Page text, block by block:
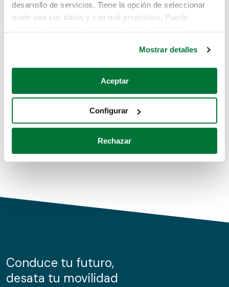
desarrollo de servicios. Tiene la opción de seleccionar
quién usa sus datos y con qué propósitos. Puede
Si lo permite, también quisiéramos:
Recopilar información sobre su ubicación geográfica
Identificar su dispositivo analizándolo activamente
para buscar características específicas (huellas
Obtenga más información sobre cómo se procesan sus
de cookies.
información sobre el uso que haga del sitio web con
nuestros partners de redes sociales, publicidad y análisis
Mostrar detalles
Aceptar
Configurar
Rechazar
Pero puedes encontrar el coche que estás
buscando en alguno de estos enlaces:
Coches de segunda mano
Coches de km0
Conduce tu futuro,
desata tu movilidad